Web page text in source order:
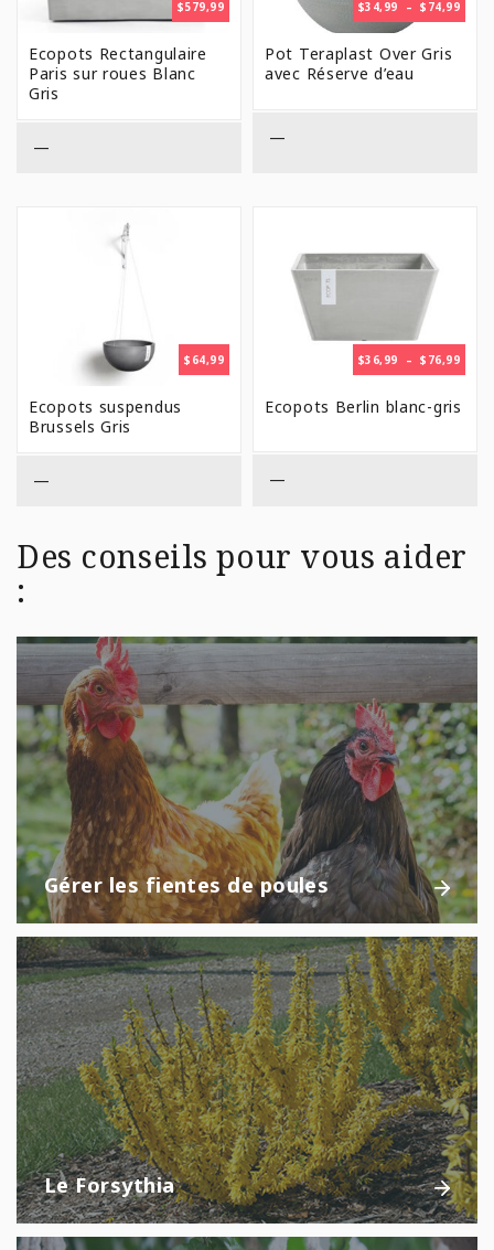
$579,99
Ecopots Rectangulaire
Paris sur roues Blanc
Gris
—
$34,99 – $ 74,99
DE
Pot Teraplast Over Gris
avec Réserve d’eau
—
$ 64,99
Ecopots suspendus
Brussels Gris
—
$36,99 – $ 76,99
DE
Ecopots Berlin blanc-gris
—
Des conseils pour vous aider
:
Gérer les fientes de poules
Le Forsythia